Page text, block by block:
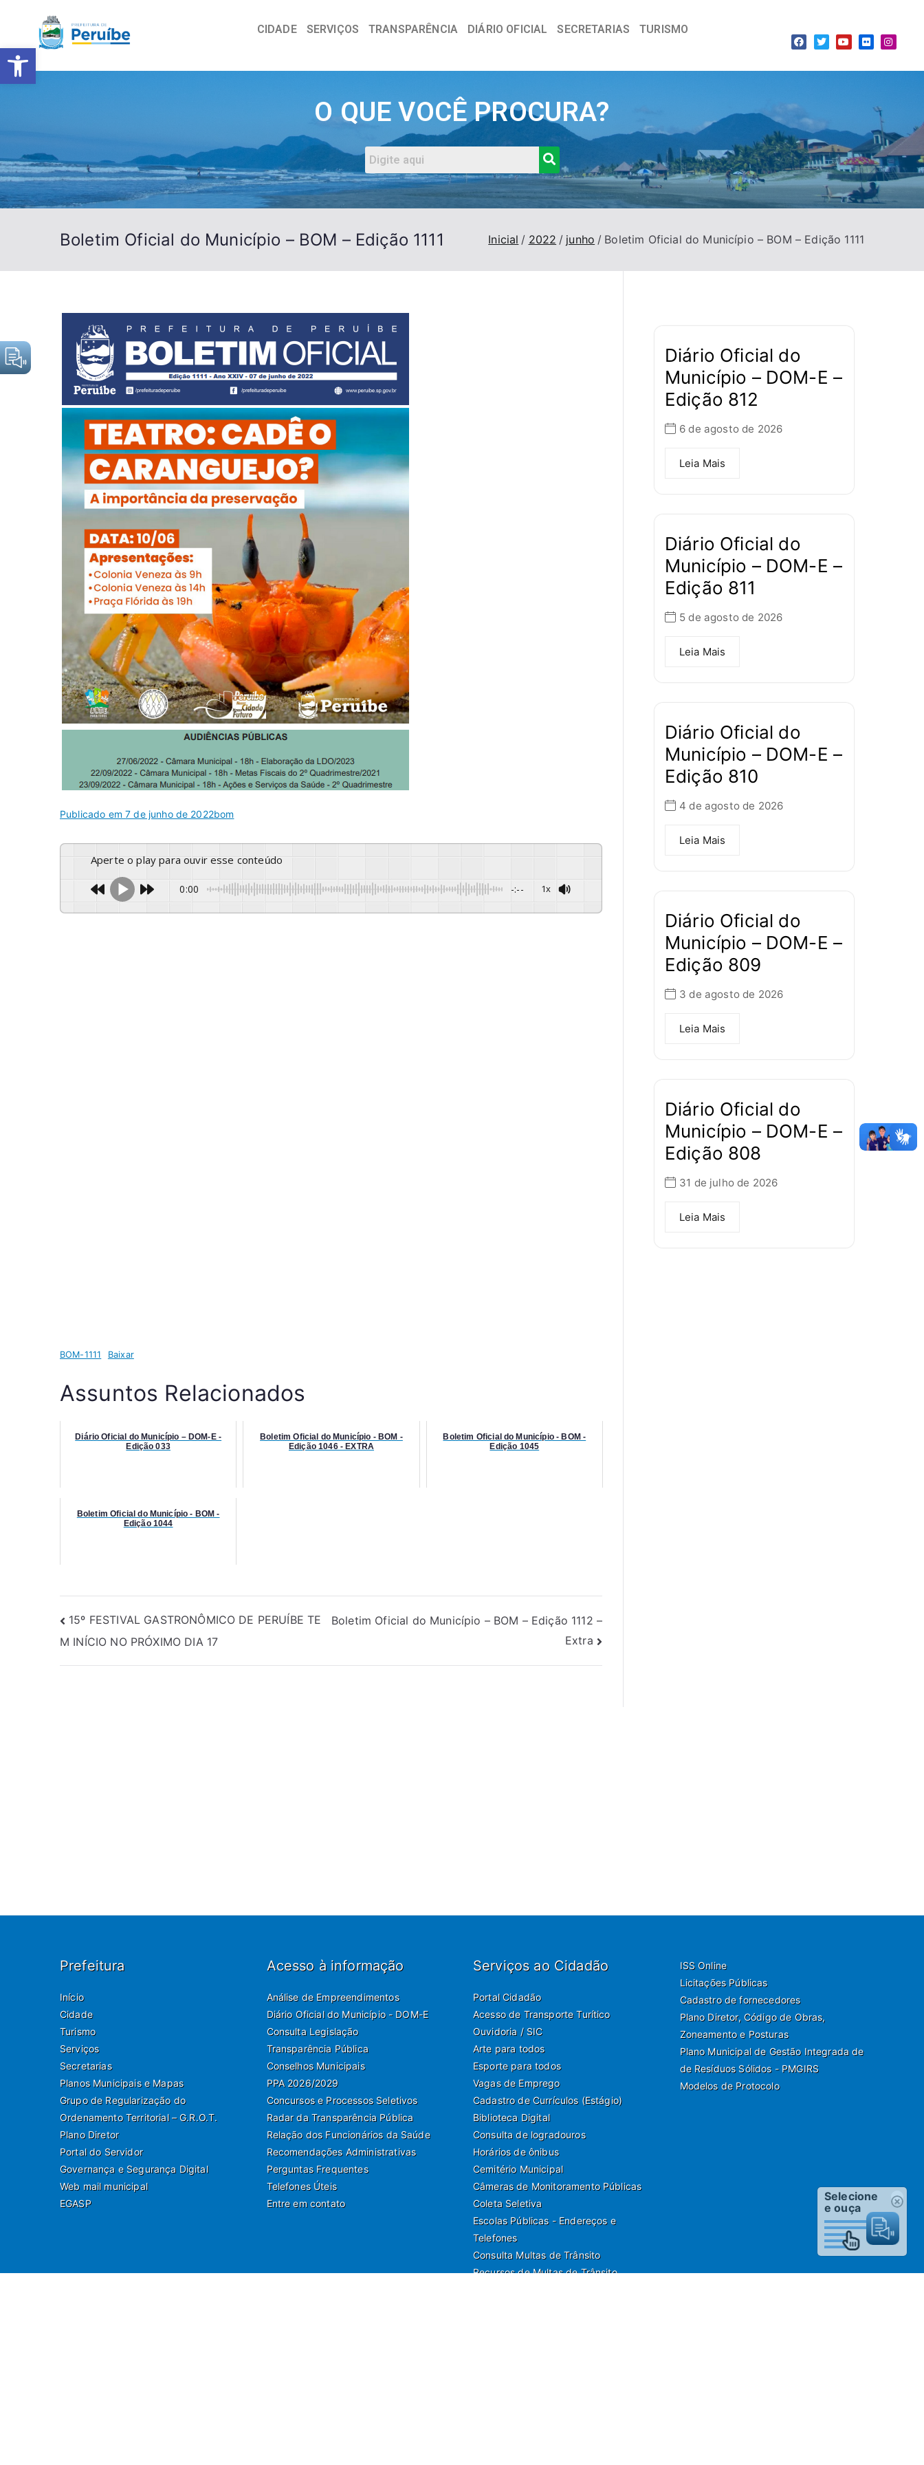
Barra de Ferramentas Aberta
CIDADE SERVIÇOS TRANSPARÊNCIA DIÁRIO OFICIAL SECRETARIAS TURISMO
O QUE VOCÊ PROCURA?
Boletim Oficial do Município – BOM – Edição 1111 Inicial 2022 junho Boletim Oficial do Município – BOM – Edição 1111
Publicado em7 de junho de 2022bom
Aperte o play para ouvir esse conteúdo
0:00 -:-- 1x
BOM-1111 Baixar
Assuntos Relacionados
Diário Oficial do Município – DOM-E -
Edição 033
Boletim Oficial do Município - BOM -
Edição 1046 - EXTRA
Boletim Oficial do Município - BOM -
Edição 1045
Boletim Oficial do Município - BOM -
Edição 1044
15º FESTIVAL GASTRONÔMICO DE PERUÍBE TE
M INÍCIO NO PRÓXIMO DIA 17
Boletim Oficial do Município – BOM – Edição 1112 –
Extra
Diário Oficial do
Município – DOM-E –
Edição 812
6 de agosto de 2026
Leia Mais
Diário Oficial do
Município – DOM-E –
Edição 811
5 de agosto de 2026
Leia Mais
Diário Oficial do
Município – DOM-E –
Edição 810
4 de agosto de 2026
Leia Mais
Diário Oficial do
Município – DOM-E –
Edição 809
3 de agosto de 2026
Leia Mais
Diário Oficial do
Município – DOM-E –
Edição 808
31 de julho de 2026
Leia Mais
Prefeitura
Início
Cidade
Turismo
Serviços
Secretarias
Planos Municipais e Mapas
Grupo de Regularização do
Ordenamento Territorial – G.R.O.T.
Plano Diretor
Portal do Servidor
Governança e Segurança Digital
Web mail municipal
EGASP
Acesso à informação
Análise de Empreendimentos
Diário Oficial do Município - DOM-E
Consulta Legislação
Transparência Pública
Conselhos Municipais
PPA 2026/2029
Concursos e Processos Seletivos
Radar da Transparência Pública
Relação dos Funcionários da Saúde
Recomendações Administrativas
Perguntas Frequentes
Telefones Úteis
Entre em contato
Serviços ao Cidadão
Portal Cidadão
Acesso de Transporte Turítico
Ouvidoria / SIC
Arte para todos
Esporte para todos
Vagas de Emprego
Cadastro de Currículos (Estágio)
Biblioteca Digital
Consulta de logradouros
Horários de ônibus
Cemitério Municipal
Câmeras de Monitoramento Públicas
Coleta Seletiva
Escolas Públicas - Endereços e
Telefones
Consulta Multas de Trânsito
Recursos de Multas de Trânsito
ISS Online
Licitações Públicas
Cadastro de fornecedores
Plano Diretor, Código de Obras,
Zoneamento e Posturas
Plano Municipal de Gestão Integrada de
de Resíduos Sólidos - PMGIRS
Modelos de Protocolo
Selecione
e ouça